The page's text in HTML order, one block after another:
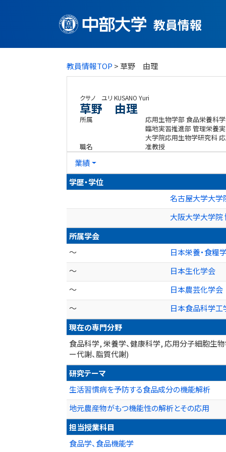
教員情報
教員情報TOP > 草野 由理
クサノ ユリ KUSANO Yuri
草野 由理
所属
応用生物学部 食品栄養科
臨地実習推進部 管理栄養
大学院応用生物学研究科
職名
准教授
業績
学歴・学位
名古屋大学大学
大阪大学大学院
所属学会
～
日本栄養・食糧
～
日本生化学会
～
日本農芸化学会
～
日本食品科学工
現在の専門分野
食品科学, 栄養学、健康科学, 応用分子細胞生物
ー代謝、脂質代謝)
研究テーマ
生活習慣病を予防する食品成分の機能解析
地元農産物がもつ機能性の解析とその応用
担当授業科目
食品学、食品機能学